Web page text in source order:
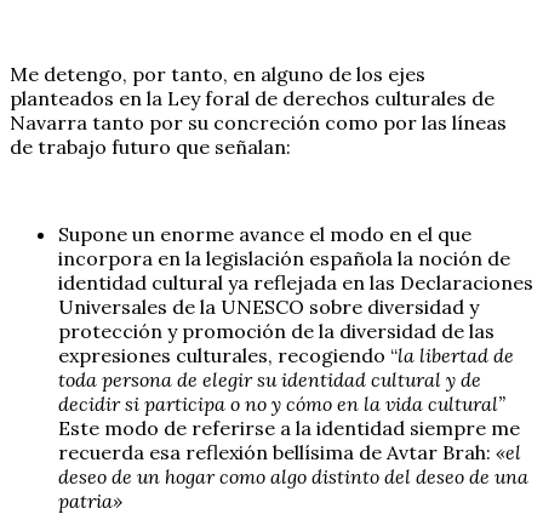
Me detengo, por tanto, en alguno de los ejes
planteados en la Ley foral de derechos culturales de
Navarra tanto por su concreción como por las líneas
de trabajo futuro que señalan:
Supone un enorme avance el modo en el que
incorpora en la legislación española la noción de
identidad cultural ya reflejada en las Declaraciones
Universales de la UNESCO sobre diversidad y
protección y promoción de la diversidad de las
expresiones culturales, recogiendo “la libertad de
toda persona de elegir su identidad cultural y de
decidir si participa o no y cómo en la vida cultural”
Este modo de referirse a la identidad siempre me
recuerda esa reflexión bellísima de Avtar Brah: «el
deseo de un hogar como algo distinto del deseo de una
patria»